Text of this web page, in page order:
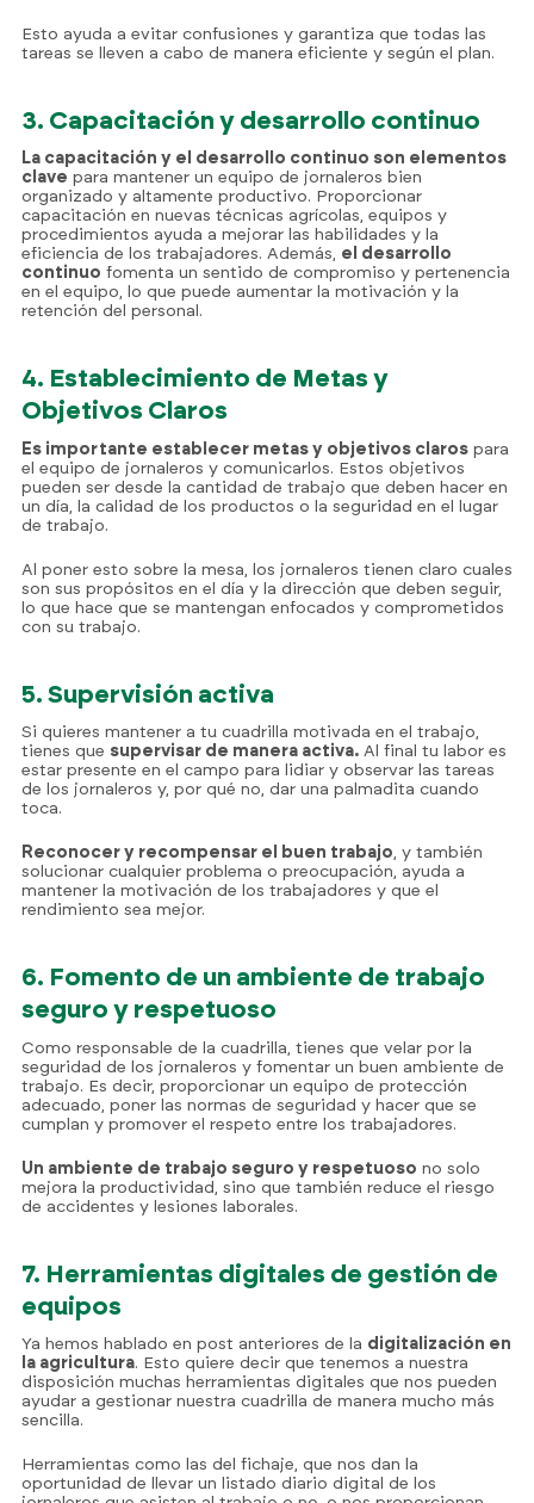
Esto ayuda a evitar confusiones y garantiza que todas las
tareas se lleven a cabo de manera eficiente y según el plan.
3. Capacitación y desarrollo continuo
La capacitación y el desarrollo continuo son elementos
clave para mantener un equipo de jornaleros bien
organizado y altamente productivo. Proporcionar
capacitación en nuevas técnicas agrícolas, equipos y
procedimientos ayuda a mejorar las habilidades y la
eficiencia de los trabajadores. Además, el desarrollo
continuo fomenta un sentido de compromiso y pertenencia
en el equipo, lo que puede aumentar la motivación y la
retención del personal.
4. Establecimiento de Metas y
Objetivos Claros
Es importante establecer metas y objetivos clarospara
el equipo de jornaleros y comunicarlos. Estos objetivos
pueden ser desde la cantidad de trabajo que deben hacer en
un día, la calidad de los productos o la seguridad en el lugar
de trabajo.
Al poner esto sobre la mesa, los jornaleros tienen claro cuales
son sus propósitos en el día y la dirección que deben seguir,
lo que hace que se mantengan enfocados y comprometidos
con su trabajo.
5. Supervisión activa
Si quieres mantener a tu cuadrilla motivada en el trabajo,
tienes que supervisar de manera activa.Al final tu labor es
estar presente en el campo para lidiar y observar las tareas
de los jornaleros y, por qué no, dar una palmadita cuando
toca.
Reconocer y recompensar el buen trabajo, y también
solucionar cualquier problema o preocupación, ayuda a
mantener la motivación de los trabajadores y que el
rendimiento sea mejor.
6. Fomento de un ambiente de trabajo
seguro y respetuoso
Como responsable de la cuadrilla, tienes que velar por la
seguridad de los jornaleros y fomentar un buen ambiente de
trabajo. Es decir, proporcionar un equipo de protección
adecuado, poner las normas de seguridad y hacer que se
cumplan y promover el respeto entre los trabajadores.
Un ambiente de trabajo seguro y respetuoso no solo
mejora la productividad, sino que también reduce el riesgo
de accidentes y lesiones laborales.
7. Herramientas digitales de gestión de
equipos
Ya hemos hablado en post anteriores de la digitalización en
la agricultura. Esto quiere decir que tenemos a nuestra
disposición muchas herramientas digitales que nos pueden
ayudar a gestionar nuestra cuadrilla de manera mucho más
sencilla.
Herramientas como las del fichaje, que nos dan la
oportunidad de llevar un listado diario digital de los